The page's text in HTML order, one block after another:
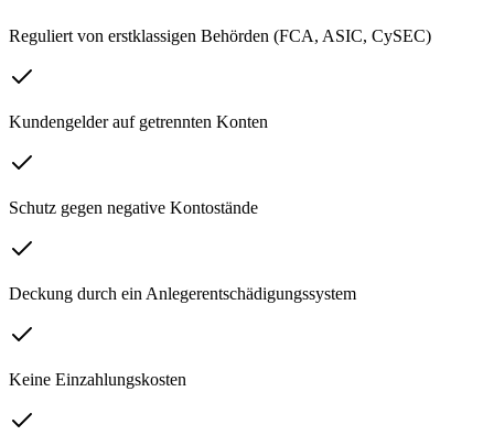
Reguliert von erstklassigen Behörden (FCA, ASIC, CySEC)
Kundengelder auf getrennten Konten
Schutz gegen negative Kontostände
Deckung durch ein Anlegerentschädigungssystem
Keine Einzahlungskosten